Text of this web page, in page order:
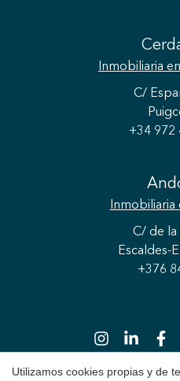
Inmobiliaria
C/
+34 972
Inmobiliaria
C/ de la
Escaldes-
+376
Utilizamos cookies propias y de
Guardar configuración